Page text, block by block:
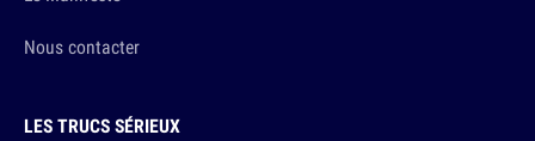
Nous contacter
LES TRUCS SÉRIEUX